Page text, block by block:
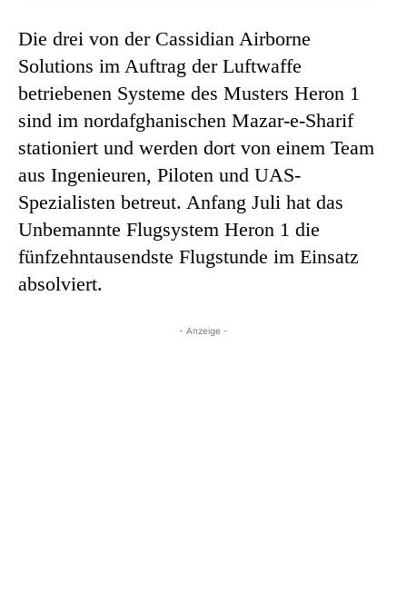
Die drei von der Cassidian Airborne
Solutions im Auftrag der Luftwaffe
betriebenen Systeme des Musters Heron 1
sind im nordafghanischen Mazar-e-Sharif
stationiert und werden dort von einem Team
aus Ingenieuren, Piloten und UAS-
Spezialisten betreut. Anfang Juli hat das
Unbemannte Flugsystem Heron 1 die
fünfzehntausendste Flugstunde im Einsatz
absolviert.
- Anzeige -